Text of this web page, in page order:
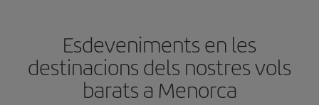
Esdeveniments en les
destinacions dels nostres vols
barats a Menorca